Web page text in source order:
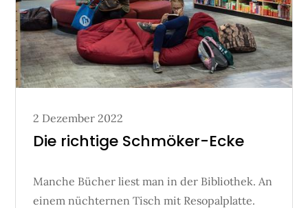
Posted
on
2 Dezember 2022
Die richtige Schmöker-Ecke
Manche Bücher liest man in der Bibliothek. An
einem nüchternen Tisch mit Resopalplatte.